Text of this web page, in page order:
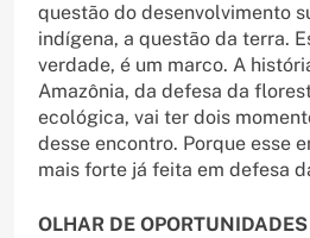
questão do desenvolvimento
indígena, a questão da terra.
verdade, é um marco. A
Amazônia, da defesa da
ecológica, vai ter dois
desse encontro. Porque esse
mais forte já feita em defesa
OLHAR DE OPORTUNIDADES